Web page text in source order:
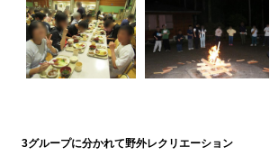
3グループに分かれて野外レクリエーション